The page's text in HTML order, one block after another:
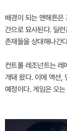
배경이 되는 맨해튼은
간으로 묘사된다. 딜
존재들을 상대해나간
컨트롤 레조넌트는 레
개돼 왔다. 이에 액션,
예정이다. 게임은 오